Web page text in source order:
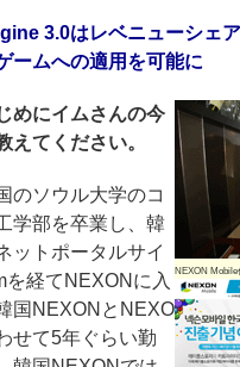
3.0はレベニューシェア
ームへの適用を可能に
NEXON
にイムさんの今
えてください。
のソウル大学のコ
学部を卒業し、韓
ットポータルサイ
を経てNEXONに入
国NEXONとNEXO
せて5年ぐらい勤